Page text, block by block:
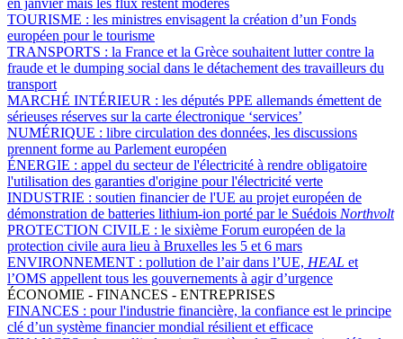
TOURISME : les ministres envisagent la création d’un Fonds
européen pour le tourisme
TRANSPORTS : la France et la Grèce souhaitent lutter contre la
fraude et le dumping social dans le détachement des travailleurs du
transport
MARCHÉ INTÉRIEUR : les députés PPE allemands émettent de
sérieuses réserves sur la carte électronique ‘services’
NUMÉRIQUE : libre circulation des données, les discussions
prennent forme au Parlement européen
ÉNERGIE : appel du secteur de l'électricité à rendre obligatoire
l'utilisation des garanties d'origine pour l'électricité verte
INDUSTRIE : soutien financier de l'UE au projet européen de
démonstration de batteries lithium-ion porté par le Suédois Northvolt
PROTECTION CIVILE : le sixième Forum européen de la
protection civile aura lieu à Bruxelles les 5 et 6 mars
ENVIRONNEMENT : pollution de l’air dans l’UE, HEAL et
l’OMS appellent tous les gouvernements à agir d’urgence
ÉCONOMIE - FINANCES - ENTREPRISES
FINANCES : pour l'industrie financière, la confiance est le principe
clé d’un système financier mondial résilient et efficace